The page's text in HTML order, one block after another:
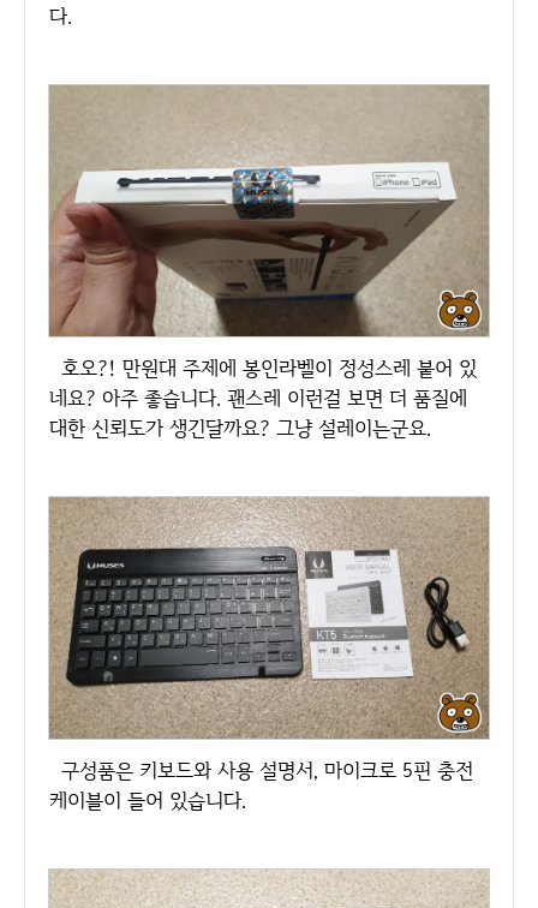
다.
호오?! 만원대 주제에 봉인라벨이 정성스레 붙어 있
네요? 아주 좋습니다. 괜스레 이런걸 보면 더 품질에
대한 신뢰도가 생긴달까요? 그냥 설레이는군요.
구성품은 키보드와 사용 설명서, 마이크로 5핀 충전
케이블이 들어 있습니다.